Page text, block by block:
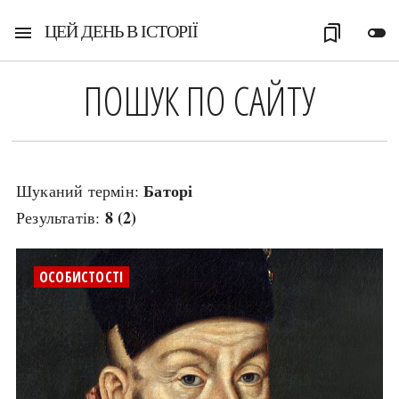
menu ЦЕЙ ДЕНЬ В ІСТОРІЇ toggle_off
bookmarks
ПОШУК ПО САЙТУ
Шуканий термін:Баторі
Результатів: 8 (2)
ОСОБИСТОСТІ